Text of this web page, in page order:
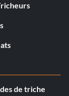
de triche